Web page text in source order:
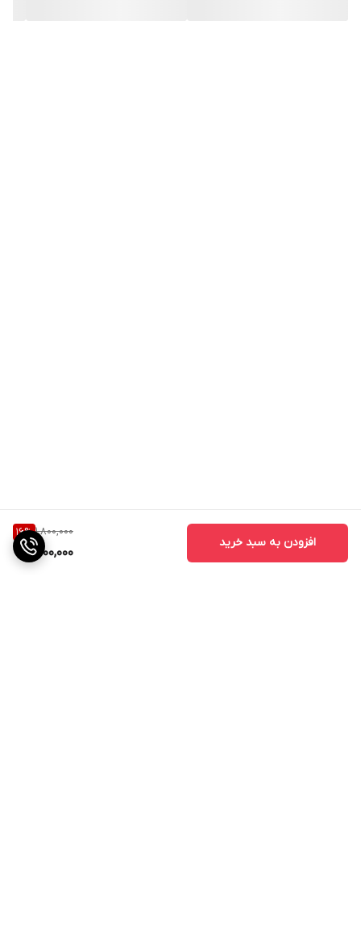
1,800,000
16%
1,500,000
افزودن به سبد خرید